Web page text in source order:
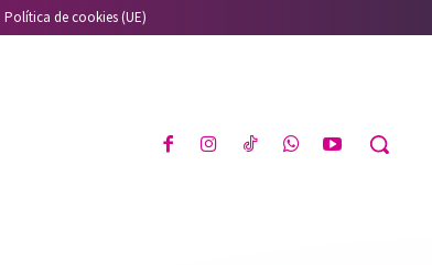
Política de cookies (UE)